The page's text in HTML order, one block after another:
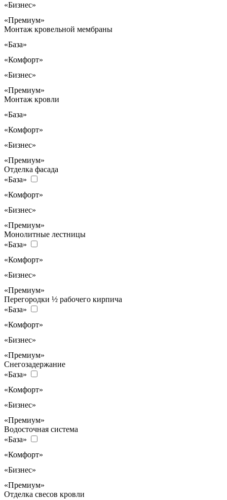
«Бизнес»
«Премиум»
Монтаж кровельной мембраны
«База»
«Комфорт»
«Бизнес»
«Премиум»
Монтаж кровли
«База»
«Комфорт»
«Бизнес»
«Премиум»
Отделка фасада
«База»
«Комфорт»
«Бизнес»
«Премиум»
Монолитные лестницы
«База»
«Комфорт»
«Бизнес»
«Премиум»
Перегородки ½ рабочего кирпича
«База»
«Комфорт»
«Бизнес»
«Премиум»
Снегозадержание
«База»
«Комфорт»
«Бизнес»
«Премиум»
Водосточная система
«База»
«Комфорт»
«Бизнес»
«Премиум»
Отделка свесов кровли